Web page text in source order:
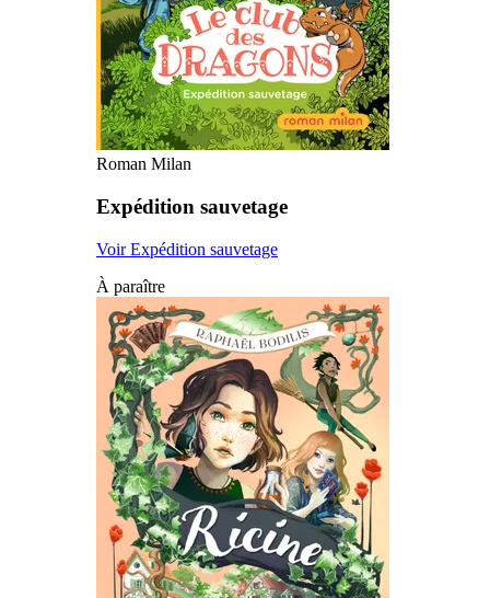
Roman Milan
Expédition sauvetage
Voir Expédition sauvetage
À paraître